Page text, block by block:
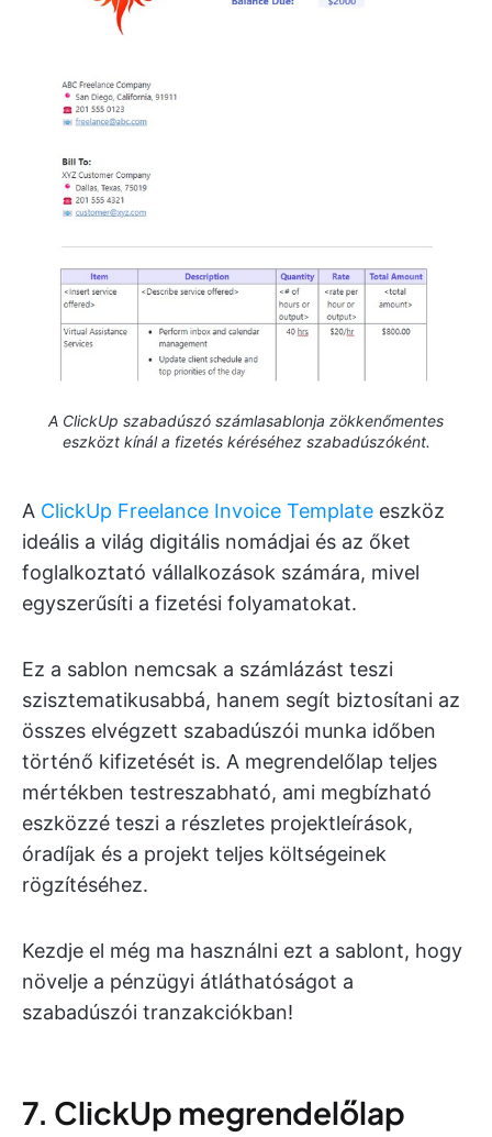
A ClickUp szabadúszó számlasablonja zökkenőmentes
eszközt kínál a fizetés kéréséhez szabadúszóként.
A ClickUp Freelance Invoice Template eszköz
ideális a világ digitális nomádjai és az őket
foglalkoztató vállalkozások számára, mivel
egyszerűsíti a fizetési folyamatokat.
Ez a sablon nemcsak a számlázást teszi
szisztematikusabbá, hanem segít biztosítani az
összes elvégzett szabadúszói munka időben
történő kifizetését is. A megrendelőlap teljes
mértékben testreszabható, ami megbízható
eszközzé teszi a részletes projektleírások,
óradíjak és a projekt teljes költségeinek
rögzítéséhez.
Kezdje el még ma használni ezt a sablont, hogy
növelje a pénzügyi átláthatóságot a
szabadúszói tranzakciókban!
7. ClickUp megrendelőlap